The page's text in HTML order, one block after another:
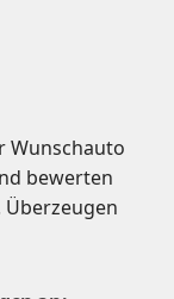
Wunschauto
bewerten